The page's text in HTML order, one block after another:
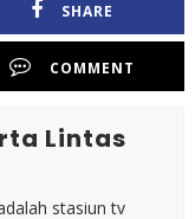
SHARE
COMMENT
Lintas
stasiun tv